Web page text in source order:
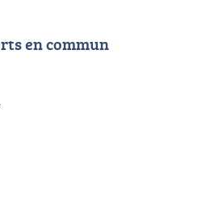
en commun